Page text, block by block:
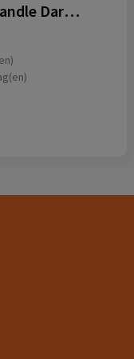
Wooosh Flame Scented Candle Dark Amber geurkaars